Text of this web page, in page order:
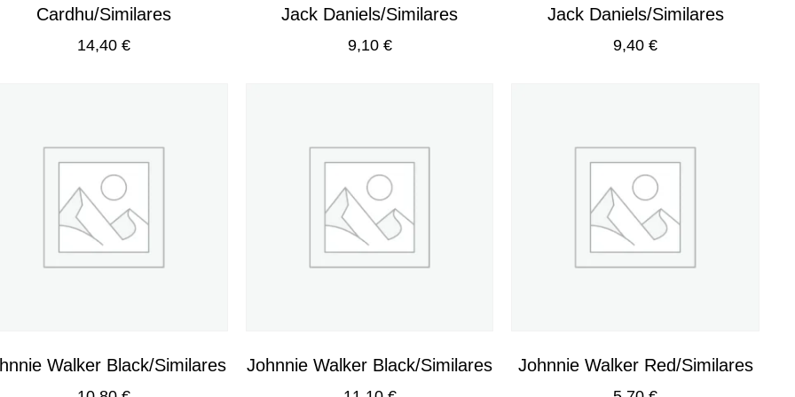
Cardhu/Similares
14,40 €
Jack Daniels/Similares
9,10 €
Jack Daniels/Similares
9,40€
Walker Black/Similares Johnnie Walker Black/Similares Johnnie Walker Red/Similares